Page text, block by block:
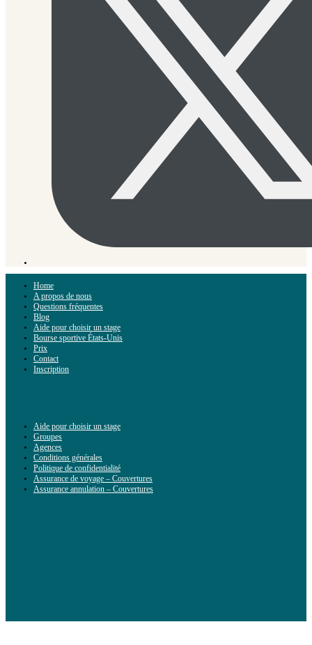
Home
A propos de nous
Questions fréquentes
Blog
Aide pour choisir un stage
Bourse sportive États-Unis
Prix
Contact
Inscription
Aide pour choisir un stage
Groupes
Agences
Conditions générales
Politique de confidentialité
Assurance de voyage – Couvertures
Assurance annulation – Couvertures